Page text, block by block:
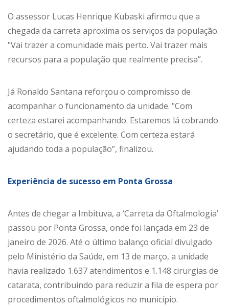
O assessor Lucas Henrique Kubaski afirmou que a
chegada da carreta aproxima os serviços da população.
"Vai trazer a comunidade mais perto. Vai trazer mais
recursos para a população que realmente precisa”.
Já Ronaldo Santana reforçou o compromisso de
acompanhar o funcionamento da unidade. "Com
certeza estarei acompanhando. Estaremos lá cobrando
o secretário, que é excelente. Com certeza estará
ajudando toda a população”, finalizou.
Experiência de sucesso em Ponta Grossa
Antes de chegar a Imbituva, a ‘Carreta da Oftalmologia’
passou por Ponta Grossa, onde foi lançada em 23 de
janeiro de 2026. Até o último balanço oficial divulgado
pelo Ministério da Saúde, em 13 de março, a unidade
havia realizado 1.637 atendimentos e 1.148 cirurgias de
catarata, contribuindo para reduzir a fila de espera por
procedimentos oftalmológicos no município.